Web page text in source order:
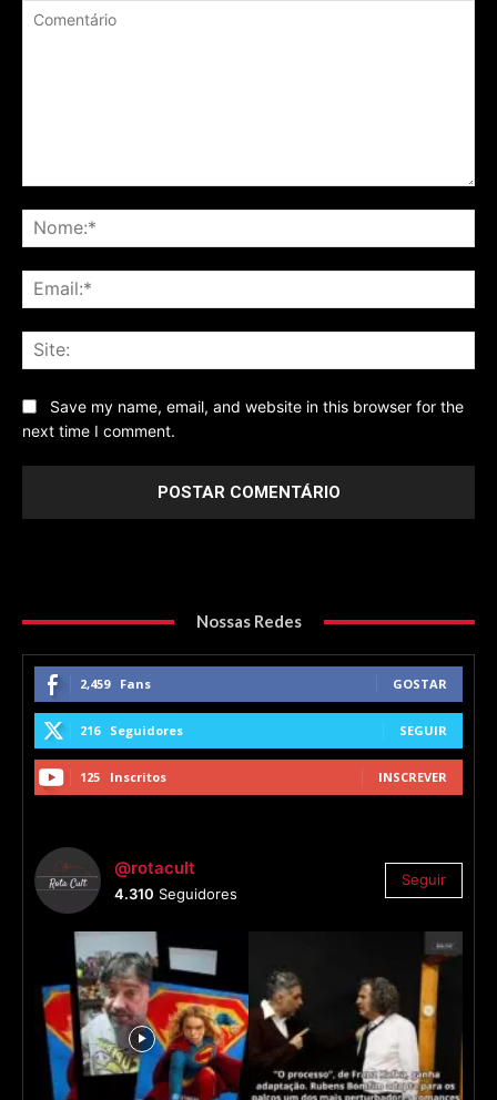
Save my name, email, and website in this browser for the
next time I comment.
Nossas Redes
2,459 Fans GOSTAR
216 Seguidores SEGUIR
125 Inscritos INSCREVER
@rotacult
4.310 Seguidores
Seguir